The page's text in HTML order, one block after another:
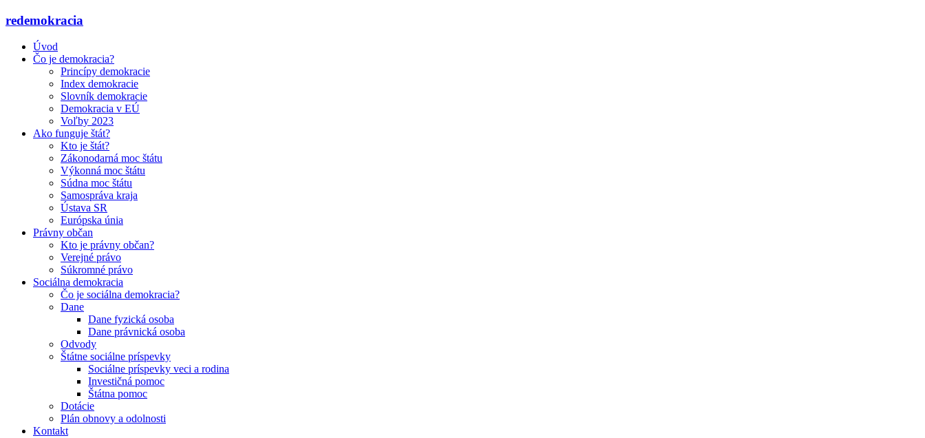
redemokracia
Úvod
Čo je demokracia?
Princípy demokracie
Index demokracie
Slovník demokracie
Demokracia v EÚ
Voľby 2023
Ako funguje štát?
Kto je štát?
Zákonodarná moc štátu
Výkonná moc štátu
Súdna moc štátu
Samospráva kraja
Ústava SR
Európska únia
Právny občan
Kto je právny občan?
Verejné právo
Súkromné právo
Sociálna demokracia
Čo je sociálna demokracia?
Dane
Dane fyzická osoba
Dane právnická osoba
Odvody
Štátne sociálne príspevky
Sociálne príspevky veci a rodina
Investičná pomoc
Štátna pomoc
Dotácie
Plán obnovy a odolnosti
Kontakt